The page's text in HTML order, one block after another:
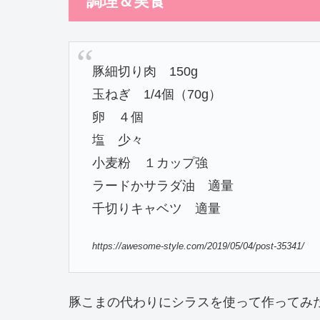
豚細切り肉 150g
玉ねぎ 1/4個（70g）
卵 ４個
塩 少々
小麦粉 １カップ強
ラードかサラダ油 適量
千切りキャベツ 適量
https://awesome-style.com/2019/05/04/post-35341/
豚こまの代わりにシラスを使って作ってみ